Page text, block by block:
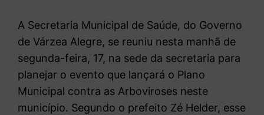
A Secretaria Municipal de Saúde, do Governo
de Várzea Alegre, se reuniu nesta manhã de
segunda-feira, 17, na sede da secretaria para
planejar o evento que lançará o Plano
Municipal contra as Arboviroses neste
município. Segundo o prefeito Zé Helder, esse